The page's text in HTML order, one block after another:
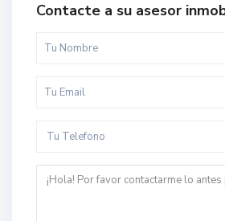
Contacte a su asesor